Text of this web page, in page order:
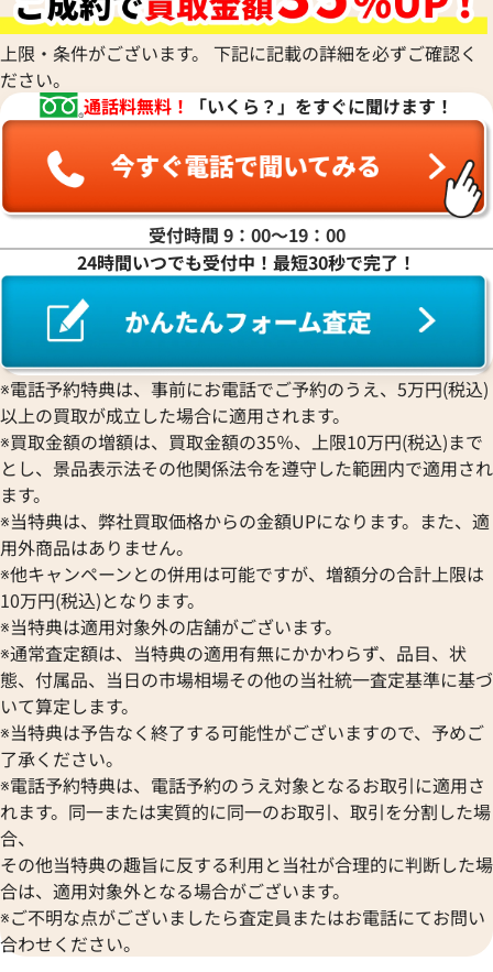
参考買取価格
28,000円
2025年12月3日時点
参考買取価格
22,000円
2026年6月17日時
ルイ・ヴィトン エピ ポルトビエカルトク
レディモネ 財布 M63542
参考買取価格
21,000 円
2025年10月17日時点
ルイ・ヴィトン
トフォイユエミリ
M62941
参考買取価格
2026年4月17日時
ルイ・ヴィトン モノグラムマカサー ポル
トフォイユタノン 財布 M93800
ルイ・ヴィトン
エトレゾール 財布
上限・条件がございます。 下記に記載の詳細を必ずご確認く
ださい。
通話料無料！
「いくら？」をすぐに聞けます！
受付時間 9：00〜19：00
24時間いつでも受付中！最短30秒で完了！
※電話予約特典は、事前にお電話でご予約のうえ、5万円(税込)
以上の買取が成立した場合に適用されます。
※買取金額の増額は、買取金額の35％、上限10万円(税込)まで
とし、景品表示法その他関係法令を遵守した範囲内で適用され
ます。
※当特典は、弊社買取価格からの金額UPになります。また、適
用外商品はありません。
※他キャンペーンとの併用は可能ですが、増額分の合計上限は
10万円(税込)となります。
※当特典は適用対象外の店舗がございます。
※通常査定額は、当特典の適用有無にかかわらず、品目、状
態、付属品、当日の市場相場その他の当社統一査定基準に基づ
いて算定します。
※当特典は予告なく終了する可能性がございますので、予めご
了承ください。
※電話予約特典は、電話予約のうえ対象となるお取引に適用さ
れます。同一または実質的に同一のお取引、取引を分割した場
合、
その他当特典の趣旨に反する利用と当社が合理的に判断した場
合は、適用対象外となる場合がございます。
※ご不明な点がございましたら査定員またはお電話にてお問い
合わせください。